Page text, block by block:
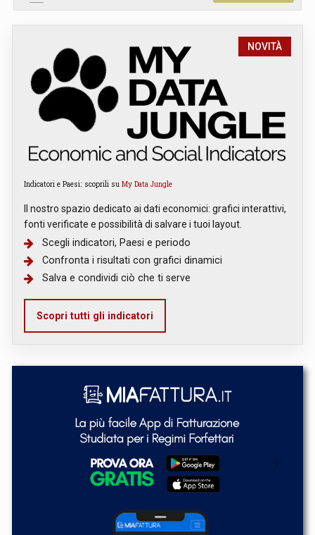
NOVITÀ
Indicatori e Paesi: scoprili su My Data Jungle
Il nostro spazio dedicato ai dati economici: grafici interattivi,
fonti verificate e possibilità di salvare i tuoi layout.
Scegli indicatori, Paesi e periodo
Confronta i risultati con grafici dinamici
Salva e condividi ciò che ti serve
Scopri tutti gli indicatori